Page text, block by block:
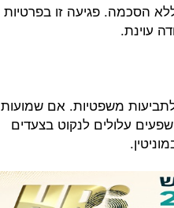
הסכמה. פגיעה זו בפרטיות
עוינת.
משפטיות. אם שמועות
עלולים לנקוט בצעדים